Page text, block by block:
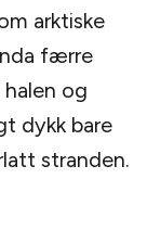
arktiske
færre
og
dykk bare
stranden.